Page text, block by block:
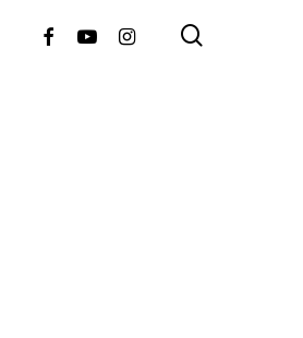
FacebookYoutubeInstagram